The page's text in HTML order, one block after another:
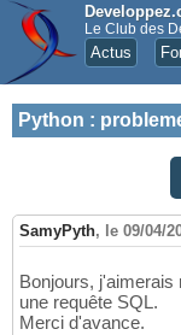
Le Club des
Actus
Python :
SamyPyth, le 09/04/
Bonjours, j'aimerais
une requête SQL.
Merci d'avance.